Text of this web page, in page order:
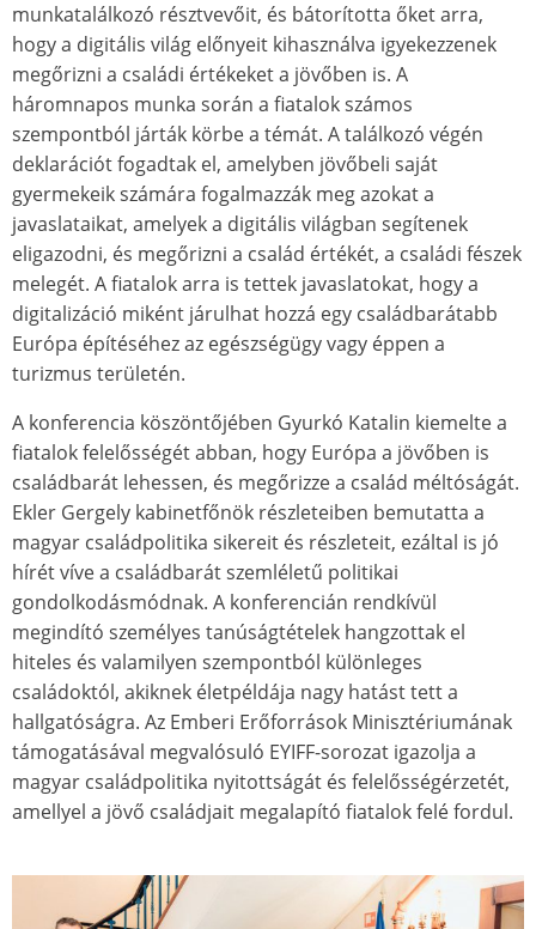
munkatalálkozó résztvevőit, és bátorította őket arra,
hogy a digitális világ előnyeit kihasználva igyekezzenek
megőrizni a családi értékeket a jövőben is. A
háromnapos munka során a fiatalok számos
szempontból járták körbe a témát. A találkozó végén
deklarációt fogadtak el, amelyben jövőbeli saját
gyermekeik számára fogalmazzák meg azokat a
javaslataikat, amelyek a digitális világban segítenek
eligazodni, és megőrizni a család értékét, a családi fészek
melegét. A fiatalok arra is tettek javaslatokat, hogy a
digitalizáció miként járulhat hozzá egy családbarátabb
Európa építéséhez az egészségügy vagy éppen a
turizmus területén.
A konferencia köszöntőjében Gyurkó Katalin kiemelte a
fiatalok felelősségét abban, hogy Európa a jövőben is
családbarát lehessen, és megőrizze a család méltóságát.
Ekler Gergely kabinetfőnök részleteiben bemutatta a
magyar családpolitika sikereit és részleteit, ezáltal is jó
hírét víve a családbarát szemléletű politikai
gondolkodásmódnak. A konferencián rendkívül
megindító személyes tanúságtételek hangzottak el
hiteles és valamilyen szempontból különleges
családoktól, akiknek életpéldája nagy hatást tett a
hallgatóságra. Az Emberi Erőforrások Minisztériumának
támogatásával megvalósuló EYIFF-sorozat igazolja a
magyar családpolitika nyitottságát és felelősségérzetét,
amellyel a jövő családjait megalapító fiatalok felé fordul.